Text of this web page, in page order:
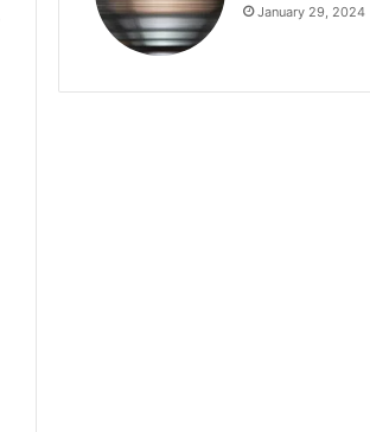
January 29, 2024